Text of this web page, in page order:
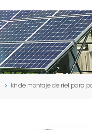
kit de montaje de riel para